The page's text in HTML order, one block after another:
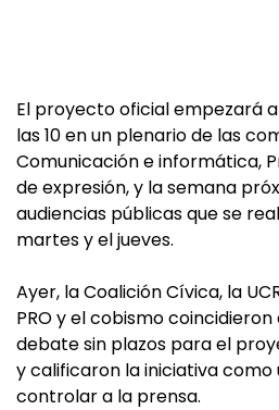
El proyecto oficial empezará
las 10 en un plenario de las
Comunicación e informática,
de expresión, y la semana
audiencias públicas que se
martes y el jueves.
Ayer, la Coalición Cívica, la
PRO y el cobismo
debate sin plazos para el
y calificaron la iniciativa
controlar a la prensa.